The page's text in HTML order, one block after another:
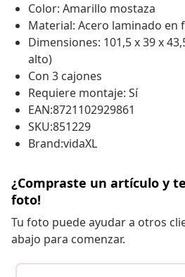
Color: Amarillo mostaza
Material: Acero laminado en
Dimensiones: 101,5 x 39 x
alto)
Con 3 cajones
Requiere montaje: Sí
EAN:8721102929861
SKU:851229
Brand:vidaXL
¿Compraste un artículo y
foto!
Tu foto puede ayudar a otros
abajo para comenzar.